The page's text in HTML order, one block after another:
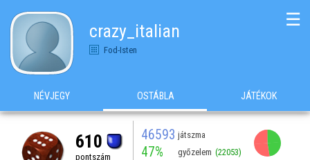
crazy_italian
Fod-Isten
☰
NÉVJEGY OSTÁBLA JÁTÉKOK
610
pontszám
46593 játszma
47% győzelem (22053)